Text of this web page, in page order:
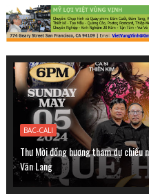
BAC-CALI
Thư Mời đồng hương tham dự chiều
Văn Lang